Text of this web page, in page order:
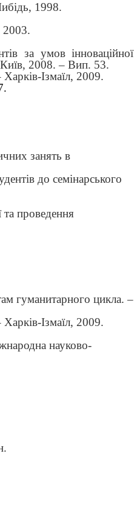
1998.
2003.
за умов інноваційної
Київ, 2008. – Вип. 53.
Ізмаїл, 2009.
занять в
до семінарського
та проведення
гуманитарного цикла. –
Ізмаїл, 2009.
науково-